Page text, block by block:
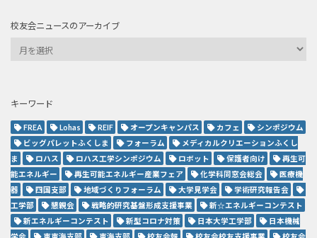
校友会ニュースのアーカイブ
キーワード
FREA Lohas REIF オープンキャンパス カフェ
シンポジウム
ビッグパレットふくしま
フォーラム
メディカルクリエーションふくし
ま
ロハス ロハス工学シンポジウム ロボット 保護者向け
再生可
能エネルギー
再生可能エネルギー産業フェア 化学科同窓会総会
医療機
器
四国支部 地域づくりフォーラム 大学見学会
学術研究報告会
工学部
懇親会 戦略的研究基盤形成支援事業
新☆エネルギーコンテスト
新エネルギーコンテスト
新型コロナ対策 日本大学工学部
日本機械